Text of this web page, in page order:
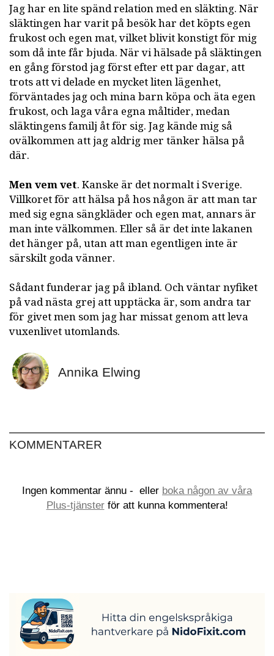
Jag har en lite spänd relation med en släkting. När
släktingen har varit på besök har det köpts egen
frukost och egen mat, vilket blivit konstigt för mig
som då inte får bjuda. När vi hälsade på släktingen
en gång förstod jag först efter ett par dagar, att
trots att vi delade en mycket liten lägenhet,
förväntades jag och mina barn köpa och äta egen
frukost, och laga våra egna måltider, medan
släktingens familj åt för sig. Jag kände mig så
ovälkommen att jag aldrig mer tänker hälsa på
där.
Men vem vet. Kanske är det normalt i Sverige.
Villkoret för att hälsa på hos någon är att man tar
med sig egna sängkläder och egen mat, annars är
man inte välkommen. Eller så är det inte lakanen
det hänger på, utan att man egentligen inte är
särskilt goda vänner.
Sådant funderar jag på ibland. Och väntar nyfiket
på vad nästa grej att upptäcka är, som andra tar
för givet men som jag har missat genom att leva
vuxenlivet utomlands.
Annika Elwing
KOMMENTARER
Ingen kommentar ännu - eller boka någon av våra
Plus-tjänsterför att kunna kommentera!